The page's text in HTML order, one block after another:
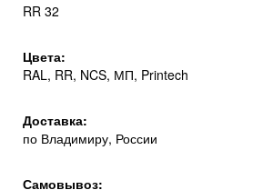
RR 32
Цвета:
RAL, RR, NCS, МП, Printech
Доставка:
по Владимиру, России
Самовывоз: